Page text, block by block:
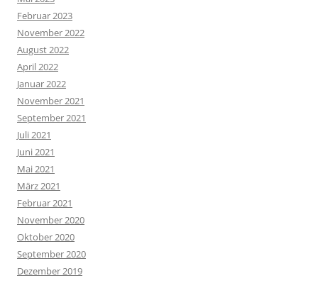
Februar 2023
November 2022
August 2022
April 2022
Januar 2022
November 2021
September 2021
Juli 2021
Juni 2021
Mai 2021
März 2021
Februar 2021
November 2020
Oktober 2020
September 2020
Dezember 2019